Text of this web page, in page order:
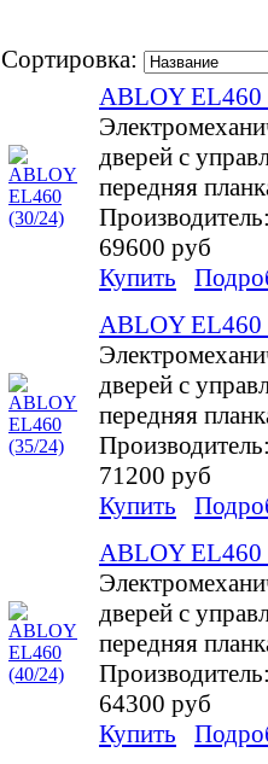
Сортировка:
ABLOY EL460
дверей с
передняя
69600 руб
Купить
ABLOY EL460
дверей с
передняя
71200 руб
Купить
ABLOY EL460
дверей с
передняя
64300 руб
Купить